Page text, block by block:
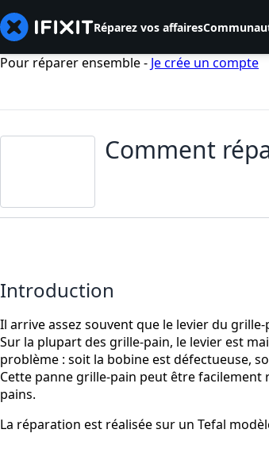
Réparez vos affaires
Pour réparer ensemble - Je crée un compte
Comment
Introduction
Il arrive assez souvent que le levier du grille-
Sur la plupart des grille-pain, le levier est
problème : soit la bobine est défectueuse,
Cette panne grille-pain peut être
pains.
La réparation est réalisée sur un Tefal